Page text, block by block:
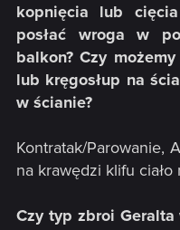
kopnięcia lub
posłać wroga w
balkon? Czy
lub kręgosłup na
w ścianie?
Kontratak/Parowanie,
na krawędzi klifu ciało
Czy typ zbroi